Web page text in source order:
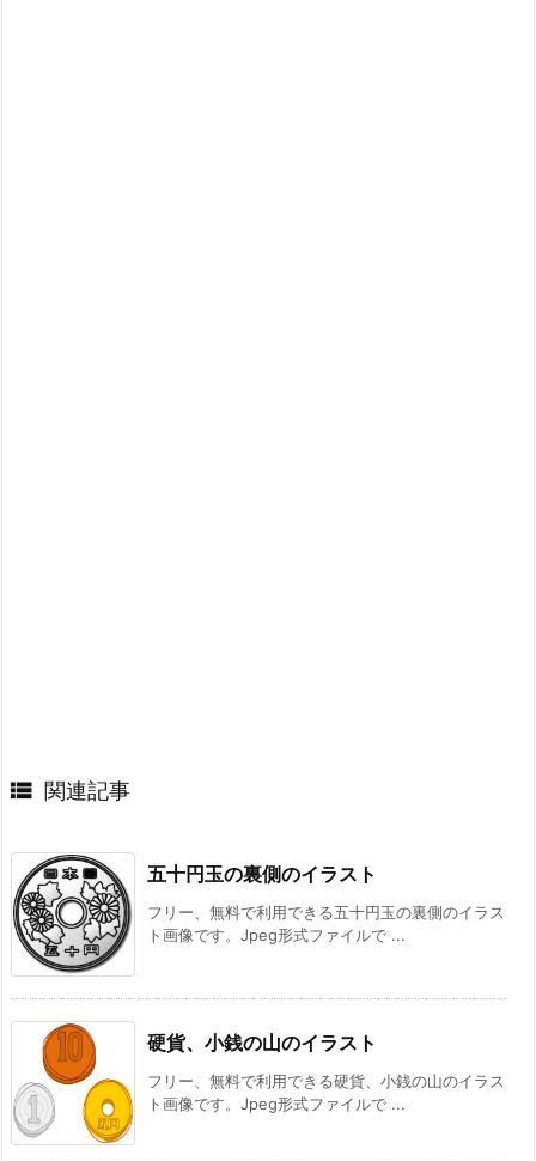
 関連記事
五十円玉の裏側のイラスト
フリー、無料で利用できる五十円玉の裏側のイラス
ト画像です。Jpeg形式ファイルで ...
硬貨、小銭の山のイラスト
フリー、無料で利用できる硬貨、小銭の山のイラス
ト画像です。Jpeg形式ファイルで ...